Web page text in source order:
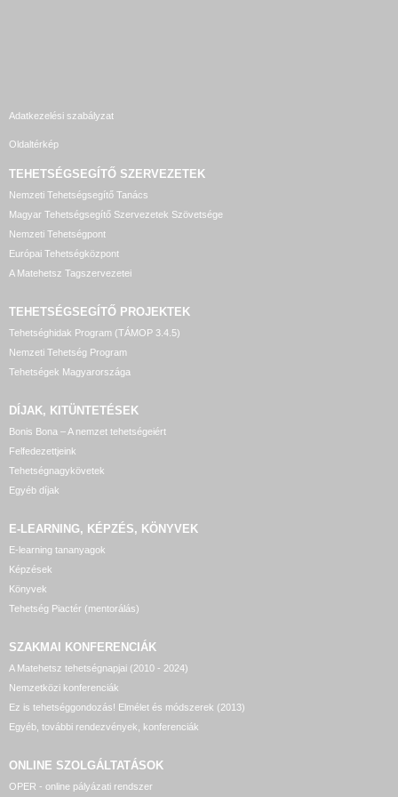
Adatkezelési szabályzat
Oldaltérkép
TEHETSÉGSEGÍTŐ SZERVEZETEK
Nemzeti Tehetségsegítő Tanács
Magyar Tehetségsegítő Szervezetek Szövetsége
Nemzeti Tehetségpont
Európai Tehetségközpont
A Matehetsz Tagszervezetei
TEHETSÉGSEGÍTŐ PROJEKTEK
Tehetséghidak Program (TÁMOP 3.4.5)
Nemzeti Tehetség Program
Tehetségek Magyarországa
DÍJAK, KITÜNTETÉSEK
Bonis Bona – A nemzet tehetségeiért
Felfedezettjeink
Tehetségnagykövetek
Egyéb díjak
E-LEARNING, KÉPZÉS, KÖNYVEK
E-learning tananyagok
Képzések
Könyvek
Tehetség Piactér (mentorálás)
SZAKMAI KONFERENCIÁK
A Matehetsz tehetségnapjai (2010 - 2024)
Nemzetközi konferenciák
Ez is tehetséggondozás! Elmélet és módszerek (2013)
Egyéb, további rendezvények, konferenciák
ONLINE SZOLGÁLTATÁSOK
OPER - online pályázati rendszer